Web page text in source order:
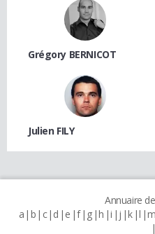
Grégory BERNICOT
Julien FILY
Annuaire
a b c d e f g h i j k l m